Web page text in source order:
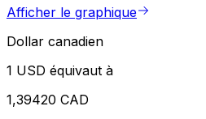
Afficher le graphique
Dollar canadien
1 USD équivaut à
1,39420 CAD